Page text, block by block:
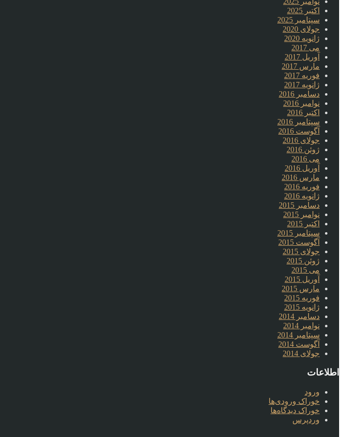
اکتبر 2025
سپتامبر 2025
جولای 2020
ژانویه 2020
می 2017
آوریل 2017
مارس 2017
فوریه 2017
ژانویه 2017
دسامبر 2016
نوامبر 2016
اکتبر 2016
سپتامبر 2016
آگوست 2016
جولای 2016
ژوئن 2016
می 2016
آوریل 2016
مارس 2016
فوریه 2016
ژانویه 2016
دسامبر 2015
نوامبر 2015
اکتبر 2015
سپتامبر 2015
آگوست 2015
جولای 2015
ژوئن 2015
می 2015
آوریل 2015
مارس 2015
فوریه 2015
ژانویه 2015
دسامبر 2014
نوامبر 2014
سپتامبر 2014
آگوست 2014
جولای 2014
اطلاعات
ورود
خوراک ورودی‌ها
خوراک دیدگاه‌ها
وردپرس